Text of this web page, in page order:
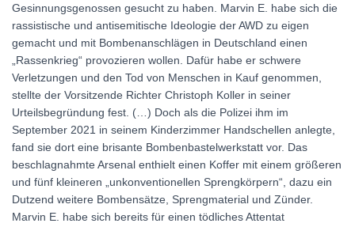
Gesinnungsgenossen gesucht zu haben. Marvin E. habe sich die
rassistische und antisemitische Ideologie der AWD zu eigen
gemacht und mit Bombenanschlägen in Deutschland einen
„Rassenkrieg“ provozieren wollen. Dafür habe er schwere
Verletzungen und den Tod von Menschen in Kauf genommen,
stellte der Vorsitzende Richter Christoph Koller in seiner
Urteilsbegründung fest. (…) Doch als die Polizei ihm im
September 2021 in seinem Kinderzimmer Handschellen anlegte,
fand sie dort eine brisante Bombenbastelwerkstatt vor. Das
beschlagnahmte Arsenal enthielt einen Koffer mit einem größeren
und fünf kleineren „unkonventionellen Sprengkörpern“, dazu ein
Dutzend weitere Bombensätze, Sprengmaterial und Zünder.
Marvin E. habe sich bereits für einen tödliches Attentat